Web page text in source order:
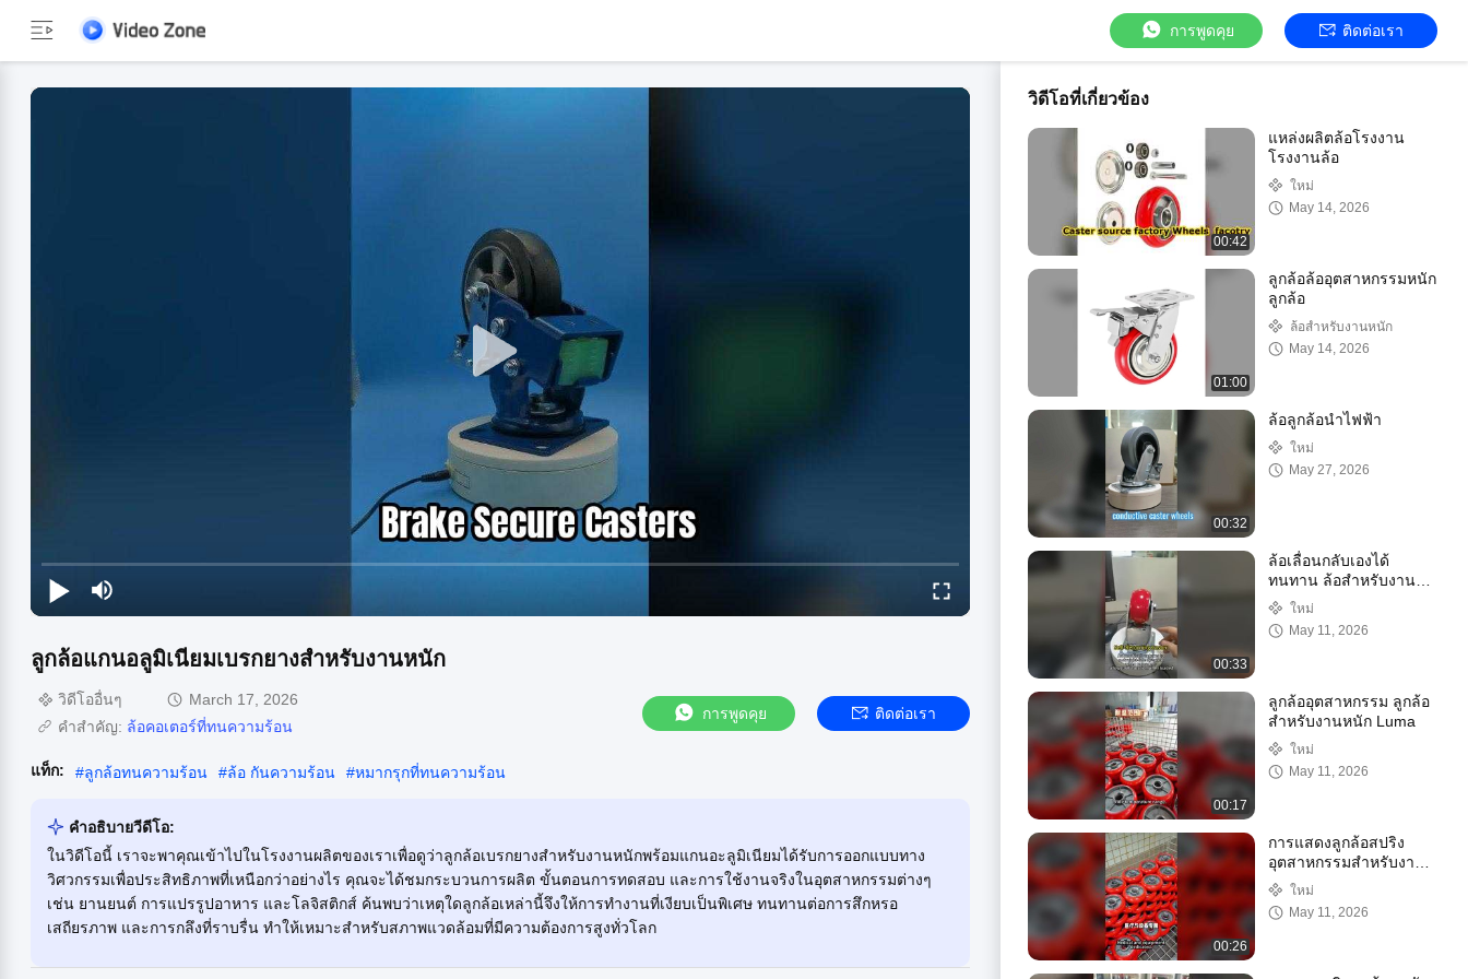
การพูดคุย ติดต่อเรา
ลูกล้อแกนอลูมิเนียมเบรกยางสำหรับงานหนัก
วิดีโออื่นๆ
March 17, 2026
คำสำคัญ: ล้อคอเตอร์ที่ทนความร้อน
การพูดคุย ติดต่อเรา
แท็ก: #ลูกล้อทนความร้อน #ล้อ กันความร้อน #หมากรุกที่ทนความร้อน
คําอธิบายวีดีโอ:
ในวิดีโอนี้ เราจะพาคุณเข้าไปในโรงงานผลิตของเราเพื่อดูว่าลูกล้อเบรกยางสำหรับงานหนักพร้อมแกนอะลูมิเนียมได้รับการออกแบบทาง
วิศวกรรมเพื่อประสิทธิภาพที่เหนือกว่าอย่างไร คุณจะได้ชมกระบวนการผลิต ขั้นตอนการทดสอบ และการใช้งานจริงในอุตสาหกรรมต่างๆ
เช่น ยานยนต์ การแปรรูปอาหาร และโลจิสติกส์ ค้นพบว่าเหตุใดลูกล้อเหล่านี้จึงให้การทำงานที่เงียบเป็นพิเศษ ทนทานต่อการสึกหรอ
เสถียรภาพ และการกลึงที่ราบรื่น ทำให้เหมาะสำหรับสภาพแวดล้อมที่มีความต้องการสูงทั่วโลก
วิดีโอที่เกี่ยวข้อง
00:42
แหล่งผลิตล้อโรงงาน
โรงงานล้อ
ใหม่
May 14, 2026
01:00
ลูกล้อล้ออุตสาหกรรมหนัก
ลูกล้อ
ล้อสําหรับงานหนัก
May 14, 2026
00:32
ล้อลูกล้อนำไฟฟ้า
ใหม่
May 27, 2026
00:33
ล้อเลื่อนกลับเองได้
ทนทาน ล้อสำหรับงาน
หนัก AGV Caster โหมด
บังคับเลี้ยวแบบปรับได้
อุปกรณ์การแพทย์
ใหม่
May 11, 2026
00:17
ลูกล้ออุตสาหกรรม ลูกล้อ
สำหรับงานหนัก Luma
ใหม่
May 11, 2026
00:26
การแสดงลูกล้อสปริง
อุตสาหกรรมสำหรับงาน
หนักพิเศษและสถานะ
เวิร์คช็อป
ใหม่
May 11, 2026